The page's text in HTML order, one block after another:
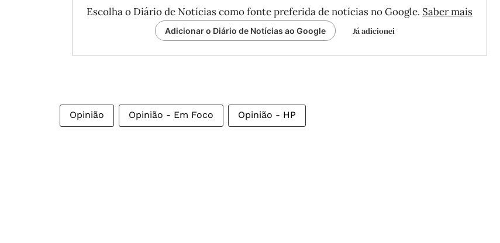
Escolha o Diário de Notícias como fonte preferida de notícias no Google. Saber mais
Adicionar o Diário de Notícias ao Google Já adicionei
Opinião Opinião - Em Foco Opinião - HP